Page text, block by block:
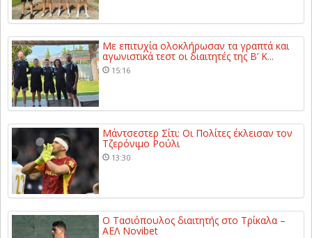
Με επιτυχία ολοκλήρωσαν τα γραπτά και
αγωνιστικά τεστ οι διαιτητές της Β’ Κ...
15:16
Μάντσεστερ Σίτι: Οι Πολίτες έκλεισαν τον
Τζερόνιμο Ρούλι
13:30
Ο Τασιόπουλος διαιτητής στο Τρίκαλα –
ΑΕΛ Novibet